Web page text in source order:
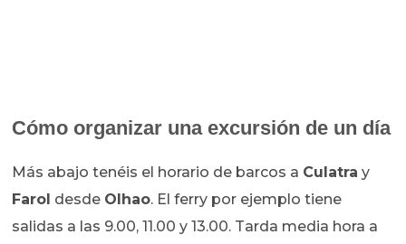
Cómo organizar una excursión de un día
Más abajo tenéis el horario de barcos a Culatra y
Farol desde Olhao. El ferry por ejemplo tiene
salidas a las 9.00, 11.00 y 13.00. Tarda media hora a